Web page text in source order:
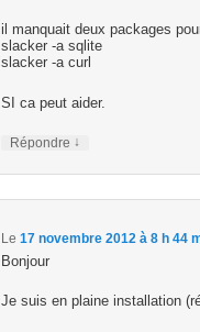
il manquait deux packages
slacker -a sqlite
slacker -a curl
SI ca peut aider.
Répondre ↓
Le 17 novembre 2012 à 8 h 44
Bonjour
Je suis en plaine installation